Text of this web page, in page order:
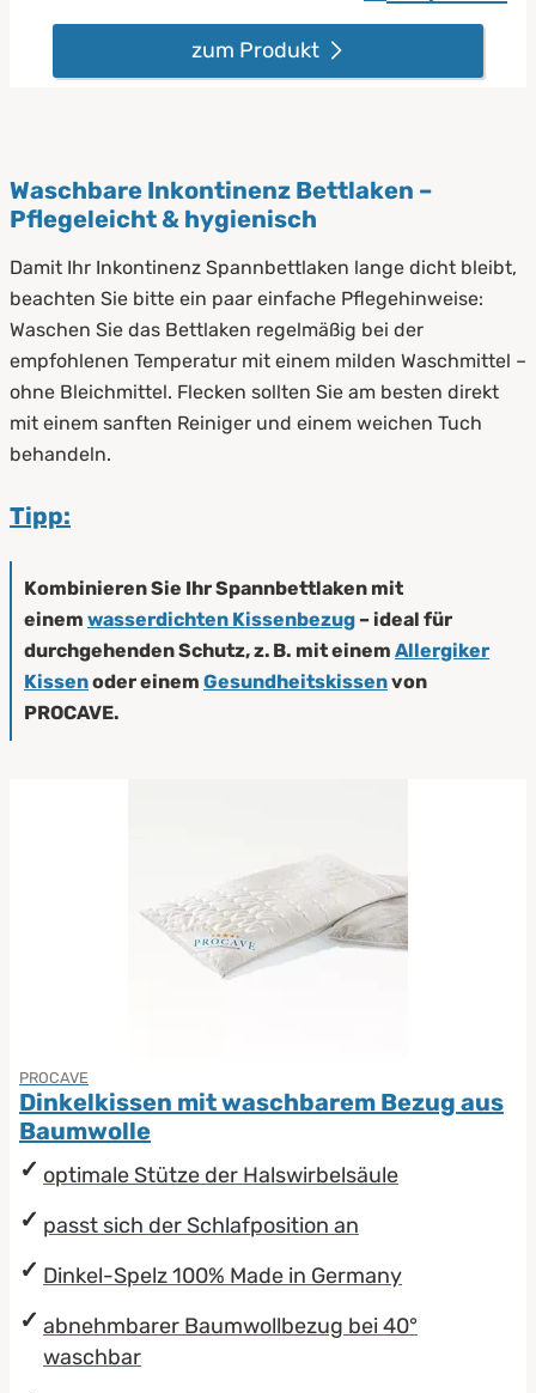
zum Produkt
Waschbare Inkontinenz Bettlaken –
Pflegeleicht & hygienisch
Damit Ihr Inkontinenz Spannbettlaken lange dicht bleibt,
beachten Sie bitte ein paar einfache Pflegehinweise:
Waschen Sie das Bettlaken regelmäßig bei der
empfohlenen Temperatur mit einem milden Waschmittel –
ohne Bleichmittel. Flecken sollten Sie am besten direkt
mit einem sanften Reiniger und einem weichen Tuch
behandeln.
Tipp:
Kombinieren Sie Ihr Spannbettlaken mit
einem wasserdichten Kissenbezug – ideal für
durchgehenden Schutz, z. B. mit einem Allergiker
Kissenoder einem Gesundheitskissenvon
PROCAVE.
PROCAVE
Dinkelkissen mit waschbarem Bezug aus
Baumwolle
optimale Stütze der Halswirbelsäule
passt sich der Schlafposition an
Dinkel-Spelz 100% Made in Germany
abnehmbarer Baumwollbezug bei 40°
waschbar